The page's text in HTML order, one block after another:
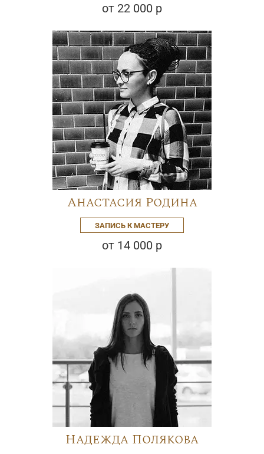
от 22 000 р
Анастасия Родина
ЗАПИСЬ К МАСТЕРУ
от 14 000 р
Надежда Полякова